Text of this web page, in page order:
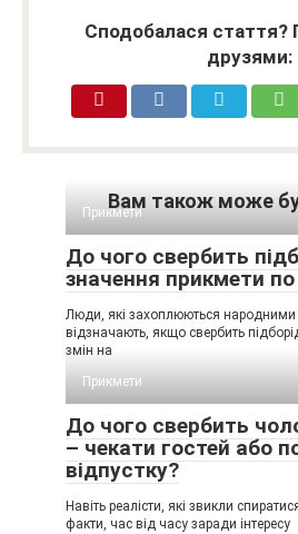
Сподобалася стаття?
друзями:
Вам також може
Прикмети
До чого свербить
значення прикмети
Люди, які захоплюються
відзначають, якщо свербить
змін на
Прикмети
До чого свербить
– чекати гостей або
відпустку?
Навіть реалісти, які звикли
факти, час від часу заради інтересу